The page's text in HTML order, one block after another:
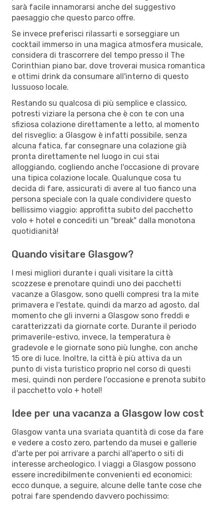
sarà facile innamorarsi anche del suggestivo
paesaggio che questo parco offre.
Se invece preferisci rilassarti e sorseggiare un
cocktail immerso in una magica atmosfera musicale,
considera di trascorrere del tempo presso il The
Corinthian piano bar, dove troverai musica romantica
e ottimi drink da consumare all'interno di questo
lussuoso locale.
Restando su qualcosa di più semplice e classico,
potresti viziare la persona che è con te con una
sfiziosa colazione direttamente a letto, al momento
del risveglio: a Glasgow è infatti possibile, senza
alcuna fatica, far consegnare una colazione già
pronta direttamente nel luogo in cui stai
alloggiando, cogliendo anche l'occasione di provare
una tipica colazione locale. Qualunque cosa tu
decida di fare, assicurati di avere al tuo fianco una
persona speciale con la quale condividere questo
bellissimo viaggio: approfitta subito del pacchetto
volo + hotel e concediti un "break" dalla monotona
quotidianità!
Quando visitare Glasgow?
I mesi migliori durante i quali visitare la città
scozzese e prenotare quindi uno dei pacchetti
vacanze a Glasgow, sono quelli compresi tra la mite
primavera e l'estate, quindi da marzo ad agosto, dal
momento che gli inverni a Glasgow sono freddi e
caratterizzati da giornate corte. Durante il periodo
primaverile-estivo, invece, la temperatura è
gradevole e le giornate sono più lunghe, con anche
15 ore di luce. Inoltre, la città è più attiva da un
punto di vista turistico proprio nel corso di questi
mesi, quindi non perdere l'occasione e prenota subito
il pacchetto volo + hotel!
Idee per una vacanza a Glasgow low cost
Glasgow vanta una svariata quantità di cose da fare
e vedere a costo zero, partendo da musei e gallerie
d'arte per poi arrivare a parchi all'aperto o siti di
interesse archeologico. I viaggi a Glasgow possono
essere incredibilmente convenienti ed economici:
ecco dunque, a seguire, alcune delle tante cose che
potrai fare spendendo davvero pochissimo: